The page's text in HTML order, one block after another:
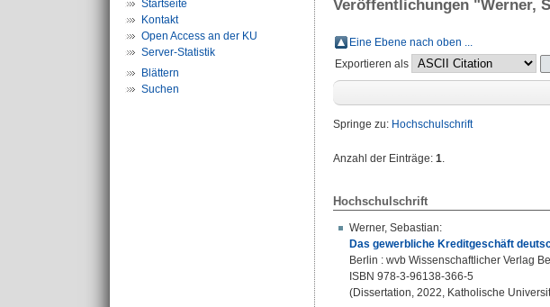
Startseite
Kontakt
Open Access an der KU
Server-Statistik
Blättern
Suchen
Veröffentlichungen "Werner,
Eine Ebene nach oben ...
Exportieren als
Springe zu: Hochschulschrift
Anzahl der Einträge: 1.
Hochschulschrift
Werner, Sebastian:
Das gewerbliche Kreditgeschäft
Berlin : wvb Wissenschaftlicher Verlag
ISBN 978-3-96138-366-5
(Dissertation, 2022, Katholische